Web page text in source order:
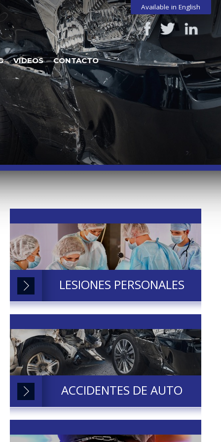
Available in English
VIDEOS CONTACTO
LESIONES PERSONALES
ACCIDENTES DE AUTO